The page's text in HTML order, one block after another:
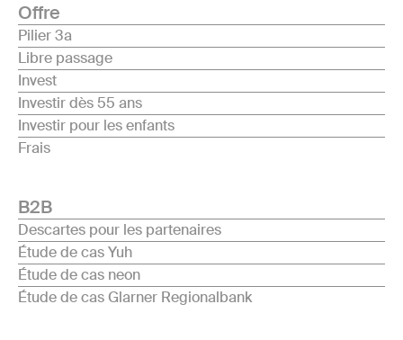
Offre
Pilier 3a
Libre passage
Invest
Investir dès 55 ans
Investir pour les enfants
Frais
B2B
Descartes pour les partenaires
Étude de cas Yuh
Étude de cas neon
Étude de cas Glarner Regionalbank